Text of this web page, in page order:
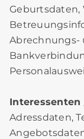
Geburtsdaten,
Abrechnungs-
Adressdaten,